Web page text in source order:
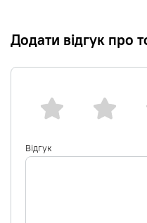
Додати відгук про
Відгук